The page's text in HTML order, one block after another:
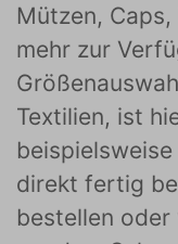
Mützen,
mehr zur
Textilien, ist
beispielsweise
direkt fertig
bestellen